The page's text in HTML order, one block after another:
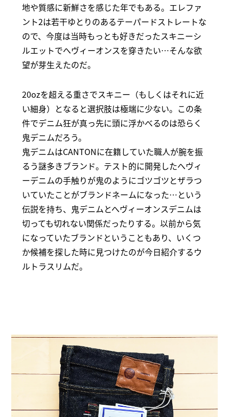
地や質感に新鮮さを感じた年でもある。エレファ
ント2は若干ゆとりのあるテーパードストレートな
ので、今度は当時もっとも好きだったスキニーシ
ルエットでへヴィーオンスを穿きたい…そんな欲
望が芽生えたのだ。
20ozを超える重さでスキニー（もしくはそれに近
い細身）となると選択肢は極端に少ない。この条
件でデニム狂が真っ先に頭に浮かべるのは恐らく
鬼デニムだろう。
鬼デニムはCANTONに在籍していた職人が腕を振
るう謎多きブランド。テスト的に開発したへヴィ
ーデニムの手触りが鬼のようにゴツゴツとザラつ
いていたことがブランドネームになった…という
伝説を持ち、鬼デニムとへヴィーオンスデニムは
切っても切れない関係だったりする。以前から気
になっていたブランドということもあり、いくつ
か候補を探した時に見つけたのが今日紹介するウ
ルトラスリムだ。